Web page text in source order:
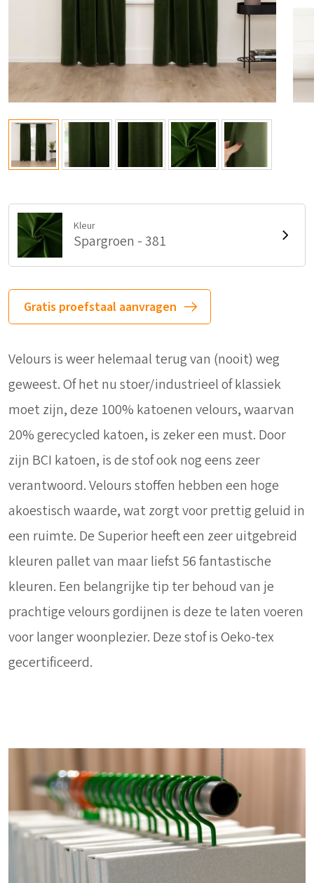
Kleur
Spargroen - 381
Gratis proefstaal aanvragen
Velours is weer helemaal terug van (nooit) weg
geweest. Of het nu stoer/industrieel of klassiek
moet zijn, deze 100% katoenen velours, waarvan
20% gerecycled katoen, is zeker een must. Door
zijn BCI katoen, is de stof ook nog eens zeer
verantwoord. Velours stoffen hebben een hoge
akoestisch waarde, wat zorgt voor prettig geluid in
een ruimte. De Superior heeft een zeer uitgebreid
kleuren pallet van maar liefst 56 fantastische
kleuren. Een belangrijke tip ter behoud van je
prachtige velours gordijnen is deze te laten voeren
voor langer woonplezier. Deze stof is Oeko-tex
gecertificeerd.